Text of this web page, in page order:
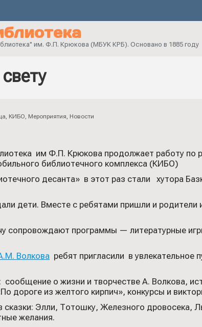
им. Ф.П. Крюкова (МБУК КРБ). Основано в 1885 году
, КИБО, Мероприятия, Новости
им Ф.П. Крюкова продолжает работу по
библиотечного комплекса (КИБО)
десанта» в этот раз стали хутора
дети. Вместе с ребятами пришли и родители
сопровождают программы — литературные
Волкова ребят пригласили в увлекательное
о жизни и творчестве А. Волкова,
дороге из желтого кирпич», конкурсы и
сказки: Элли, Тотошку, Железного дровосека,
желания.